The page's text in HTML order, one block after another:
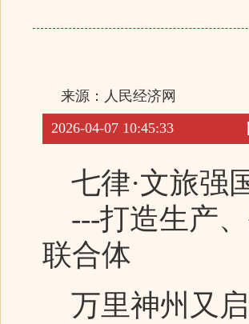
来源： 人民经济网
2026-04-07 10:45:33
七律·文旅强
---打造生产
联合体
万里神州又